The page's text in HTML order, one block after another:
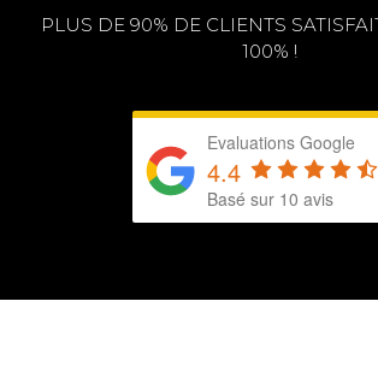
PLUS DE 90% DE CLIENTS
100% !
Evaluations Google
4.4
Basé sur 10 avis